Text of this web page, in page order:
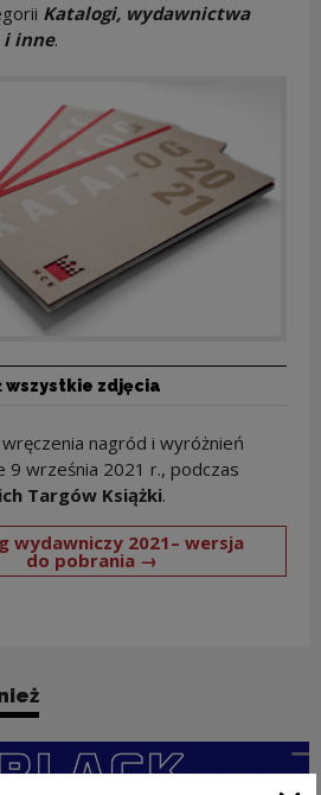
Katalogi, wydawnictwa
inne.
wszystkie zdjęcia
nagród i wyróżnień
9 września 2021 r., podczas
Targów Książki.
wydawniczy 2021– wersja
do pobrania →Uwaga, link